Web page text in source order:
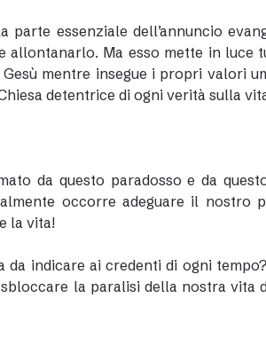
parte essenziale dell’annuncio
allontanarlo. Ma esso mette in luce
mentre insegue i propri valori
detentrice di ogni verità sulla
da questo paradosso e da
occorre adeguare il nostro
la vita!
da indicare ai credenti di ogni
la paralisi della nostra vita